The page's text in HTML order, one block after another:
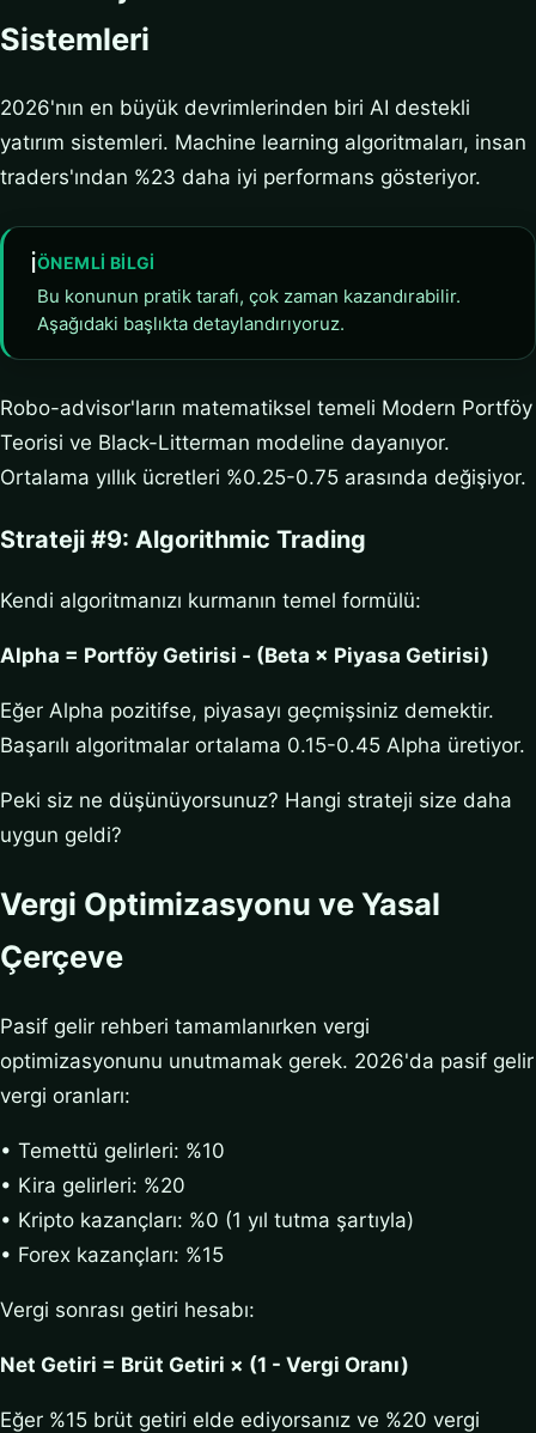
Sistemleri
2026'nın en büyük devrimlerinden biri AI destekli
yatırım sistemleri. Machine learning algoritmaları, insan
traders'ından %23 daha iyi performans gösteriyor.
ℹ️ÖNEMLI BILGI
Bu konunun pratik tarafı, çok zaman kazandırabilir.
Aşağıdaki başlıkta detaylandırıyoruz.
Robo-advisor'ların matematiksel temeli Modern Portföy
Teorisi ve Black-Litterman modeline dayanıyor.
Ortalama yıllık ücretleri %0.25-0.75 arasında değişiyor.
Strateji #9: Algorithmic Trading
Kendi algoritmanızı kurmanın temel formülü:
Alpha = Portföy Getirisi - (Beta × Piyasa Getirisi)
Eğer Alpha pozitifse, piyasayı geçmişsiniz demektir.
Başarılı algoritmalar ortalama 0.15-0.45 Alpha üretiyor.
Peki siz ne düşünüyorsunuz? Hangi strateji size daha
uygun geldi?
Vergi Optimizasyonu ve Yasal
Çerçeve
Pasif gelir rehberi tamamlanırken vergi
optimizasyonunu unutmamak gerek. 2026'da pasif gelir
vergi oranları:
• Temettü gelirleri: %10
• Kira gelirleri: %20
• Kripto kazançları: %0 (1 yıl tutma şartıyla)
• Forex kazançları: %15
Vergi sonrası getiri hesabı:
Net Getiri = Brüt Getiri × (1 - Vergi Oranı)
Eğer %15 brüt getiri elde ediyorsanız ve %20 vergi